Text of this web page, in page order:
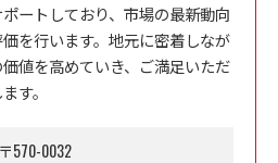
ートしており、市場の最新動向
を行います。地元に密着しなが
値を高めていき、ご満足いただ
す。
〒570-0032